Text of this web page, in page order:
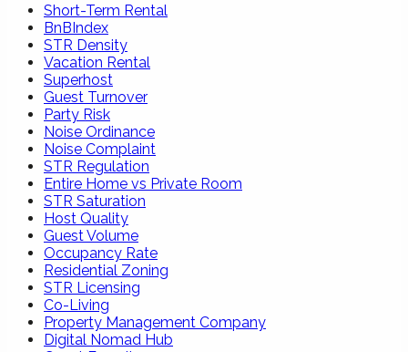
Short-Term Rental
BnBIndex
STR Density
Vacation Rental
Superhost
Guest Turnover
Party Risk
Noise Ordinance
Noise Complaint
STR Regulation
Entire Home vs Private Room
STR Saturation
Host Quality
Guest Volume
Occupancy Rate
Residential Zoning
STR Licensing
Co-Living
Property Management Company
Digital Nomad Hub